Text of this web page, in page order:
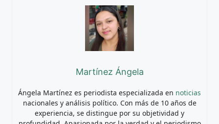
Martínez Ángela
Ángela Martínez es periodista especializada en noticias
nacionales y análisis político. Con más de 10 años de
experiencia, se distingue por su objetividad y